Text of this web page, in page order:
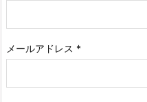
メールアドレス *